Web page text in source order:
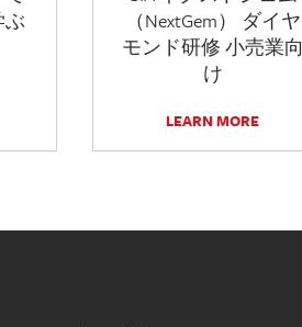
（NextGem） ダイヤ
モンド研修 小売業向
け
LEARN MORE